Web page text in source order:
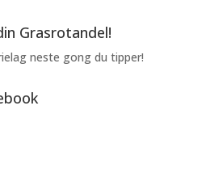
Grasrotandel!
neste gong du tipper!